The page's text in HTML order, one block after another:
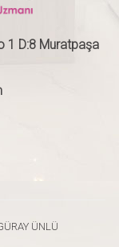
1 D:8 Muratpaşa
ÜNLÜ